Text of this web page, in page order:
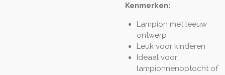
Kenmerken:
Lampion met leeuw
ontwerp
Leuk voor kinderen
Ideaal voor
lampionnenoptocht of